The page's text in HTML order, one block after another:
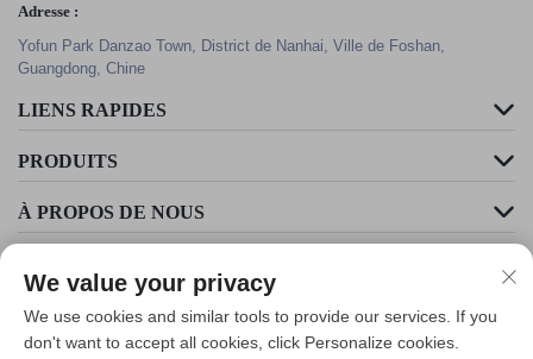
Adresse :
Yofun Park Danzao Town, District de Nanhai, Ville de Foshan,
Guangdong, Chine
LIENS RAPIDES
PRODUITS
À PROPOS DE NOUS
We value your privacy
We use cookies and similar tools to provide our services. If you
don't want to accept all cookies, click Personalize cookies.